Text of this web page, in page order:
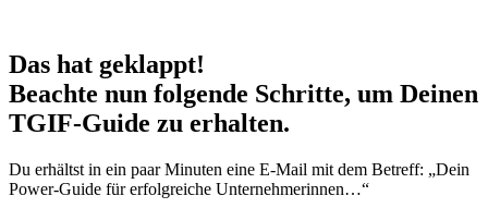
Das hat geklappt!
Beachte nun folgende Schritte, um Deinen
TGIF-Guide zu erhalten.
Du erhältst in ein paar Minuten eine E-Mail mit dem Betreff: „Dein
Power-Guide für erfolgreiche Unternehmerinnen…“​